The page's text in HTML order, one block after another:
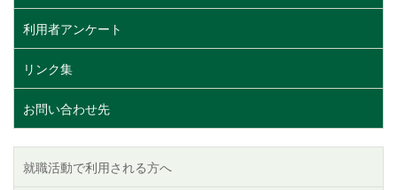
利用者アンケート
リンク集
お問い合わせ先
就職活動で利用される方へ